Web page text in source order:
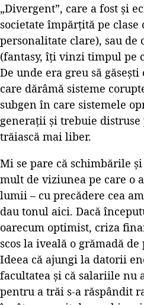
„Divergent”, care a fost și
societate împărțită pe
personalitate clare), sau de
(fantasy, îți vinzi timpul pe
De unde era greu să
care dărâmă sisteme
subgen în care sistemele
generații și trebuie distruse
trăiască mai liber.
Mi se pare că schimbările
mult de viziunea pe care o
lumii – cu precădere cea
dau tonul aici. Dacă
oarecum optimist, criza
scos la iveală o grămadă
Ideea că ajungi la datorii
facultatea și că salariile nu
pentru a trăi s-a răspândit